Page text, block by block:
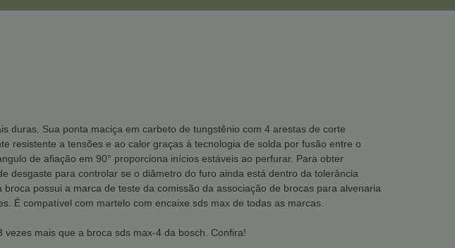
duras. Sua ponta maciça em carbeto de tungstênio com 4 arestas de corte
resistente a tensões e ao calor graças à tecnologia de solda por fusão entre o
de afiação em 90° proporciona inícios estáveis ao perfurar. Para obter
desgaste para controlar se o diâmetro do furo ainda está dentro da tolerância
possui a marca de teste da comissão da associação de brocas para alvenaria
É compatível com martelo com encaixe sds max de todas as marcas.
mais que a broca sds max-4 da bosch. Confira!